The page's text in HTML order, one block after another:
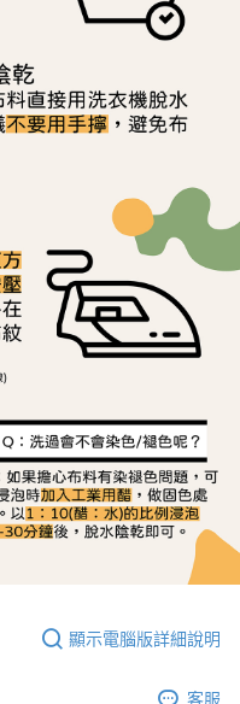
帳號之用戶狀況，依本公司即
之情形，本公司將視審查結果
冊。若發現惡意使用之情形，
用額度並採取法律行動。
顯示電腦版詳細說明
客服